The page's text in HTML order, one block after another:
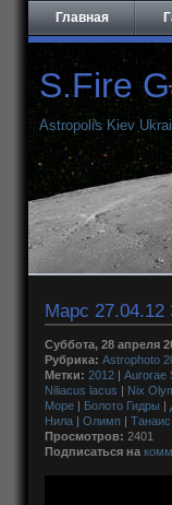
Главная
S.Fire
Astropolis Kiev
Марс 27.04.12
Суббота, 28 апреля
Рубрика: Astrophoto
Метки: 2012 | Aurorae
Niliacus lacus | Nix
Море | Болото Гидры |
Нила | Олимп | Танаис
Просмотров: 2401
Подписаться на